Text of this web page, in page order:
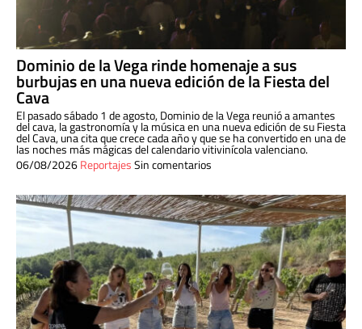
Dominio de la Vega rinde homenaje a sus
burbujas en una nueva edición de la Fiesta del
Cava
El pasado sábado 1 de agosto, Dominio de la Vega reunió a amantes
del cava, la gastronomía y la música en una nueva edición de su Fiesta
del Cava, una cita que crece cada año y que se ha convertido en una de
las noches más mágicas del calendario vitivinícola valenciano.
06/08/2026ReportajesSin comentarios